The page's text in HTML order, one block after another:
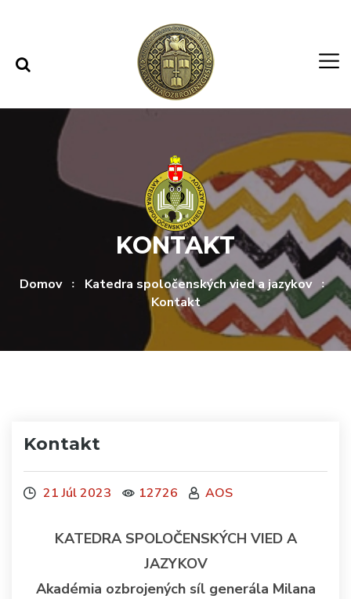
KONTAKT
Domov
Katedra spoločenských vied a jazykov
Kontakt
Kontakt
21 Júl 2023 12726 AOS
KATEDRA SPOLOČENSKÝCH VIED A
JAZYKOV
Akadémia ozbrojených síl generála Milana